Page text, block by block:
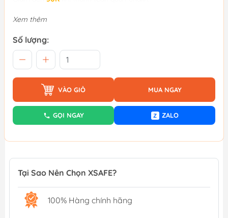
Xem thêm
Số lượng:
VÀO GIỎ MUA NGAY
GỌI NGAY Z ZALO
Tại Sao Nên Chọn XSAFE?
100% Hàng chính hãng